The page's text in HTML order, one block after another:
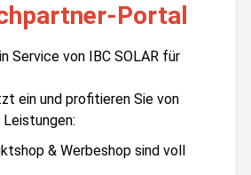
Portal
Service von IBC SOLAR für
ein und profitieren Sie von
& Werbeshop sind voll